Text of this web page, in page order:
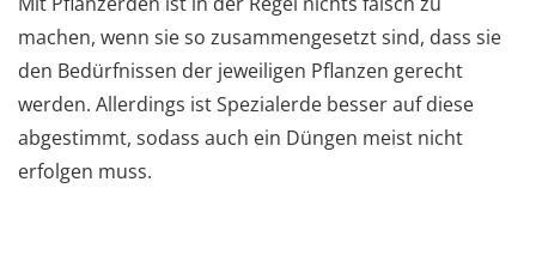
machen, wenn sie so zusammengesetzt sind, dass sie
den Bedürfnissen der jeweiligen Pflanzen gerecht
werden. Allerdings ist Spezialerde besser auf diese
abgestimmt, sodass auch ein Düngen meist nicht
erfolgen muss.